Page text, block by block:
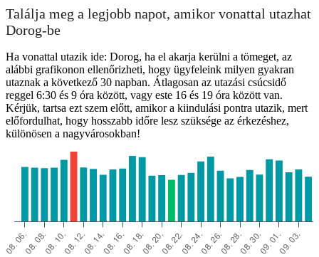
Találja meg a legjobb napot, amikor vonattal utazhat
Dorog-be
Ha vonattal utazik ide: Dorog, ha el akarja kerülni a tömeget, az
alábbi grafikonon ellenőrizheti, hogy ügyfeleink milyen gyakran
utaznak a következő 30 napban. Átlagosan az utazási csúcsidő
reggel 6:30 és 9 óra között, vagy este 16 és 19 óra között van.
Kérjük, tartsa ezt szem előtt, amikor a kiindulási pontra utazik, mert
előfordulhat, hogy hosszabb időre lesz szüksége az érkezéshez,
különösen a nagyvárosokban!